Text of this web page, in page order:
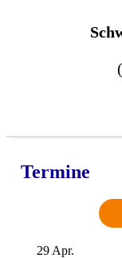
Termine
29 Apr.